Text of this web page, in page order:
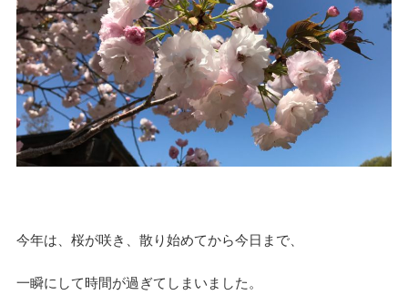
今年は、桜が咲き、散り始めてから今日まで、
一瞬にして時間が過ぎてしまいました。